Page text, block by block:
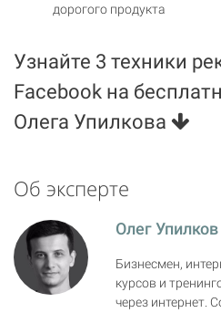
дорогого продукта
Узнайте 3 техники
Facebook на
Олега Упилкова
Об эксперте
Олег Упилков
Бизнесмен,
курсов и
через интернет.